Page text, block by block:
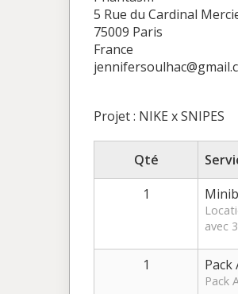
5 Rue du Cardinal
75009 Paris
France
Projet : NIKE x SNIPES
Qté
1
avec
1 Pack
Pack